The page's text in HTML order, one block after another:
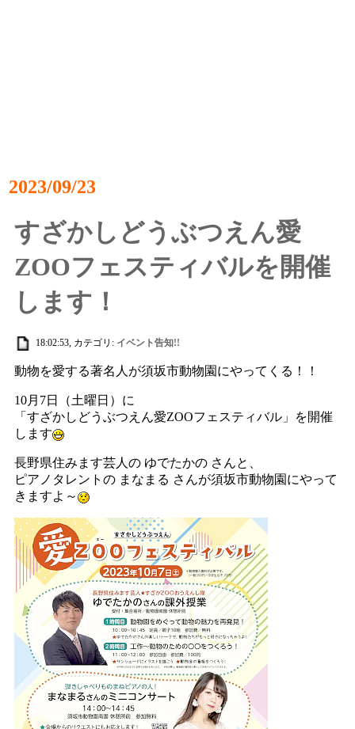
2023/09/23
すざかしどうぶつえん愛
ZOOフェスティバルを開催
します！
18:02:53, カテゴリ: イベント告知!!
動物を愛する著名人が須坂市動物園にやってくる！！
10月7日（土曜日）に
「すざかしどうぶつえん愛ZOOフェスティバル」を開催
します
長野県住みます芸人の ゆでたかの さんと、
ピアノタレントの まなまる さんが須坂市動物園にやって
きますよ～